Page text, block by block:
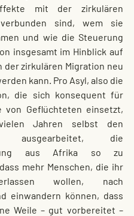
mit der zirkulären
sind, wem sie
und wie die Steuerung
insgesamt im Hinblick auf
der zirkulären Migration neu
kann. Pro Asyl, also die
die sich konsequent für
von Geflüchteten einsetzt,
Jahren selbst den
ausgearbeitet, die
aus Afrika so zu
mehr Menschen, die ihr
wollen, nach
einwandern können, dass
Weile – gut vorbereitet –